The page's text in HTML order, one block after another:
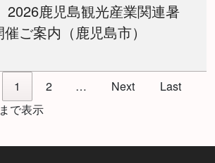
2026鹿児島観光産業関連暑
ご案内（鹿児島市）
1 2 … Next
Last
で表示